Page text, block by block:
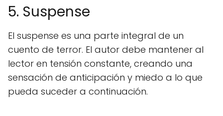
5. Suspense
El suspense es una parte integral de un
cuento de terror. El autor debe mantener al
lector en tensión constante, creando una
sensación de anticipación y miedo a lo que
pueda suceder a continuación.